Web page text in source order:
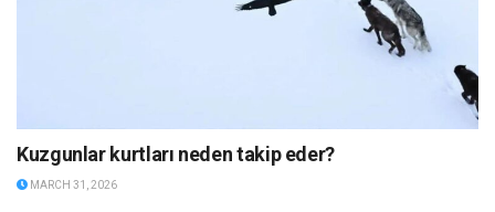
Kuzgunlar kurtları neden takip eder?
MARCH 31, 2026